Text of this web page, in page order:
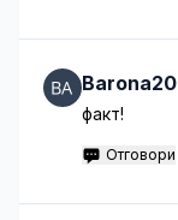
факт!
Отговори